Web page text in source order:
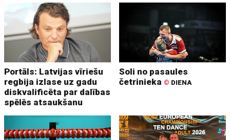
Portāls: Latvijas vīriešu
regbija izlase uz gadu
diskvalificēta par dalības
spēlēs atsaukšanu
Soli no pasaules
četrinieka © DIENA